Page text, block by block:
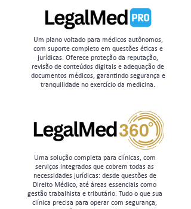
Um plano voltado para médicos autônomos,
com suporte completo em questões éticas e
jurídicas. Oferece proteção da reputação,
revisão de conteúdos digitais e adequação de
documentos médicos, garantindo segurança e
tranquilidade no exercício da medicina.
Uma solução completa para clínicas, com
serviços integrados que cobrem todas as
necessidades jurídicas: desde questões de
Direito Médico, até áreas essenciais como
gestão trabalhista e tributário. Tudo o que sua
clínica precisa para operar com segurança,